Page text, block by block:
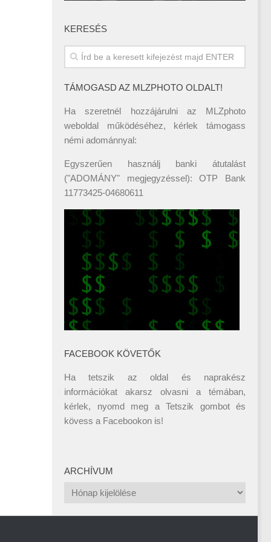
KERESÉS
TÁMOGASD AZ MLZPHOTO OLDALT!
Ha szeretnél hozzájárulni az MLZphoto
weboldal működéséhez, kérlek támogass
némi adománnyal:
Egyszerűen használj banki átutalást
("ADOMÁNY" megjegyzéssel): OTP Bank
11773425-04680611
FACEBOOK KÖVETŐK
Ha tetszik az oldal és naprakész
információkat akarsz olvasni a témában,
kérlek, nyomd meg a Tetszik gombot és
kövess a Facebookon is!
ARCHÍVUM
Archívum